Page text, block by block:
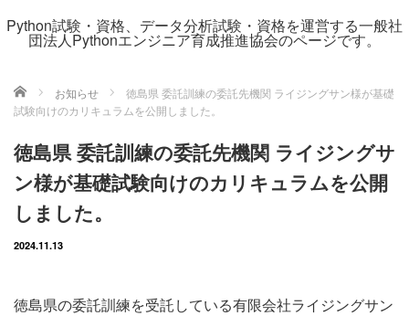
Python試験・資格、データ分析試験・資格を運営する一般社
団法人Pythonエンジニア育成推進協会のページです。
ホーム お知らせ
徳島県 委託訓練の委託先機関 ライジングサン様が基礎
試験向けのカリキュラムを公開しました。
徳島県 委託訓練の委託先機関 ライジングサ
ン様が基礎試験向けのカリキュラムを公開
しました。
2024.11.13
徳島県の委託訓練を受託している有限会社ライジングサン